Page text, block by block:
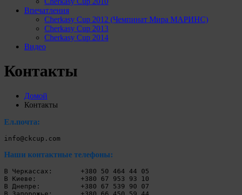
Впечатления
Cherkasy Cup 2012 (Чемпинат Мира МАРИНС)
Cherkasy Cup 2013
Cherkasy Cup 2014
Видео
Контакты
Домой
Контакты
Eл.почта:
Наши контактные телефоны:
В Черкассах:       +380 50 464 44 05
В Киеве:           +380 67 953 93 10
В Днепре:          +380 67 539 90 07